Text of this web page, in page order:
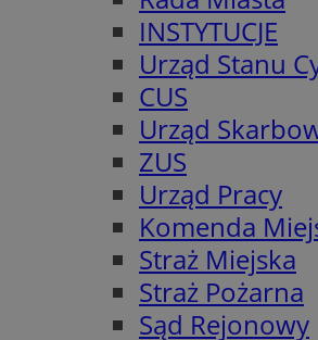
INSTYTUCJE
Urząd Stanu
CUS
Urząd
ZUS
Urząd Pracy
Komenda
Straż Miejska
Straż Pożarna
Sąd Rejonowy